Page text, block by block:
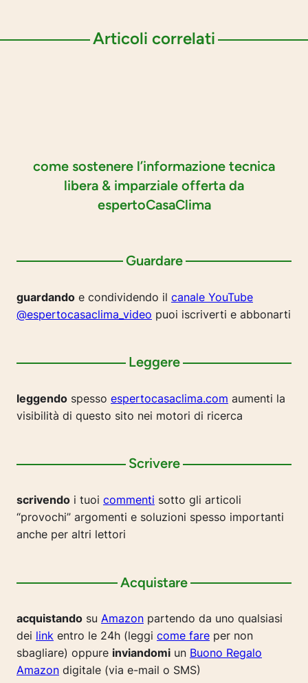
Articoli correlati
come sostenere l’informazione tecnica
libera & imparziale offerta da
espertoCasaClima
Guardare
guardando e condividendo il canale YouTube
@espertocasaclima_video puoi iscriverti e abbonarti
Leggere
leggendo spesso espertocasaclima.com aumenti la
visibilità di questo sito nei motori di ricerca
Scrivere
scrivendo i tuoi commenti sotto gli articoli
“provochi” argomenti e soluzioni spesso importanti
anche per altri lettori
Acquistare
acquistando su Amazon partendo da uno qualsiasi
dei link entro le 24h (leggi come fare per non
sbagliare) oppure inviandomi un Buono Regalo
Amazon digitale (via e-mail o SMS)